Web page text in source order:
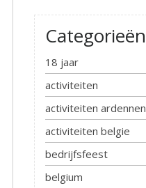
Categorieën
18 jaar
activiteiten
activiteiten ardennen
activiteiten belgie
bedrijfsfeest
belgium